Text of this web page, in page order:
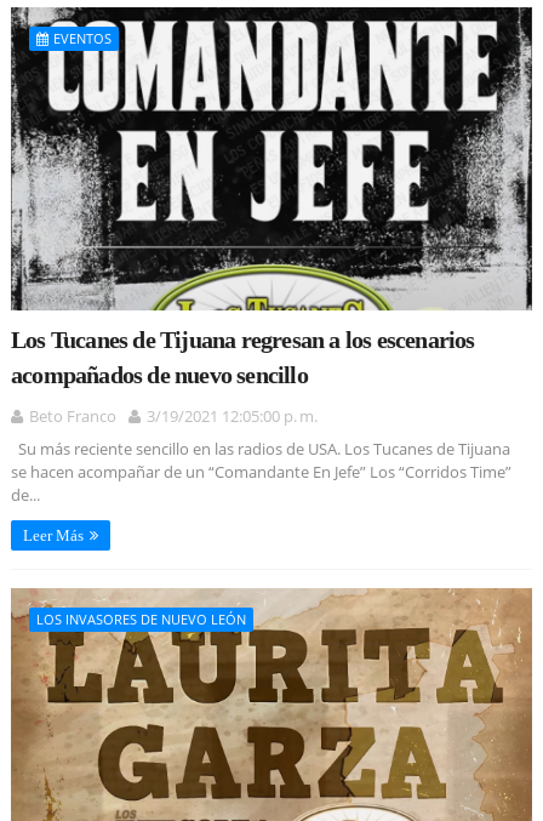
EVENTOS
Los Tucanes de Tijuana regresan a los escenarios
acompañados de nuevo sencillo
Beto Franco
3/19/2021 12:05:00 p. m.
Su más reciente sencillo en las radios de USA. Los Tucanes de Tijuana
se hacen acompañar de un “Comandante En Jefe” Los “Corridos Time”
de...
Leer Más
LOS INVASORES DE NUEVO LEÓN